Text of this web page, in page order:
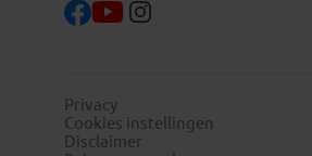
Privacy
Cookies instellingen
Disclaimer